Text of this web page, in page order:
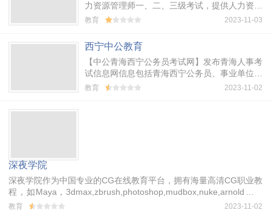
力资源管理师一、二、三级考试，提供人力资源
公开课、资料下载
教育 2023-11-03
西宁中公教育
【中公青海西宁公务员考试网】发布青海人事考
试信息网信息包括青海西宁公务员、事业单位考
试公告、职位表、青海公务员考试网上报名时间
教育 2023-11-02
深夜学院
深夜学院作为中国专业的CG在线教育平台，拥有海量高清CG职业教
程，如Maya，3dmax,zbrush,photoshop,mudbox,nuke,arnold等视
频教程，助你快速成为CG优秀技术人才！
教育 2023-11-02